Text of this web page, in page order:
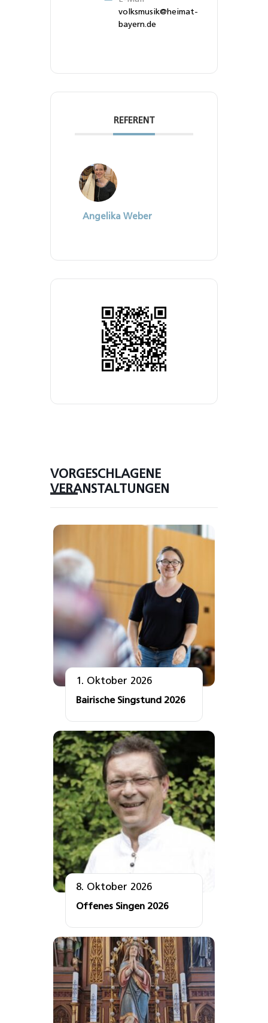
volksmusik@heimat-
bayern.de
REFERENT
Angelika Weber
VORGESCHLAGENE
VERANSTALTUNGEN
1. Oktober 2026
Bairische Singstund 2026
8. Oktober 2026
Offenes Singen 2026